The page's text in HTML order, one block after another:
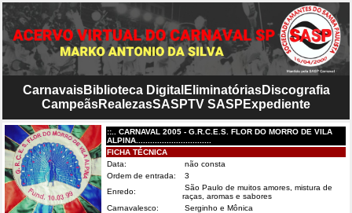
CarnavaisBiblioteca Digital EliminatóriasDiscografia
CampeãsRealezasSASPTV SASP Expediente
::.. CARNAVAL 2005 - G.R.C.E.S. FLOR DO MORRO DE VILA
ALPINA................................
FICHA TÉCNICA
Data:
não consta
Ordem de entrada:
3
Enredo:
São Paulo de muitos amores, mistura de
raças, aromas e sabores
Carnavalesco:
Serginho e Mônica